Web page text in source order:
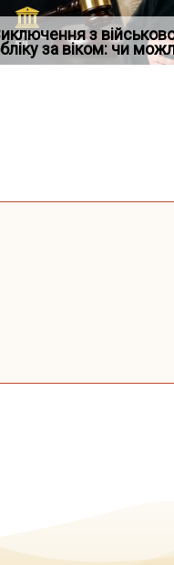
на яких не
апостиль:
за іншою
нов
з
за віком: чи
Восьмий ААС
підтвердив, що
скас